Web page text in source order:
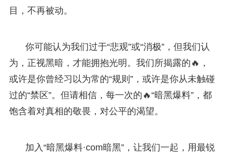
目，不再被动。
你可能认为我们过于“悲观”或“消极”，但我们认
为，正视黑暗，才能拥抱光明。我们所揭露的🔥，
或许是你曾经习以为常的“规则”，或许是你从未触碰
过的“禁区”。但请相信，每一次的🔥“暗黑爆料”，都
饱含着对真相的敬畏，对公平的渴望。
加入“暗黑爆料·com暗黑”，让我们一起，用最锐